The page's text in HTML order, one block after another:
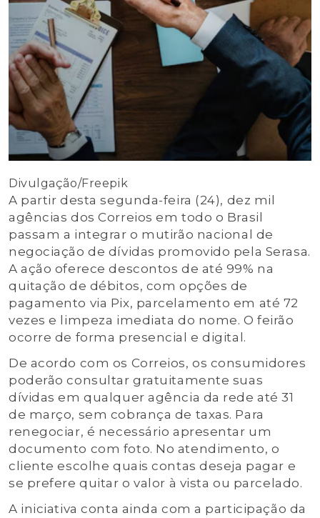
Divulgação/Freepik
A partir desta segunda-feira (24), dez mil
agências dos Correios em todo o Brasil
passam a integrar o mutirão nacional de
negociação de dívidas promovido pela Serasa.
A ação oferece descontos de até 99% na
quitação de débitos, com opções de
pagamento via Pix, parcelamento em até 72
vezes e limpeza imediata do nome. O feirão
ocorre de forma presencial e digital.
De acordo com os Correios, os consumidores
poderão consultar gratuitamente suas
dívidas em qualquer agência da rede até 31
de março, sem cobrança de taxas. Para
renegociar, é necessário apresentar um
documento com foto. No atendimento, o
cliente escolhe quais contas deseja pagar e
se prefere quitar o valor à vista ou parcelado.
A iniciativa conta ainda com a participação da